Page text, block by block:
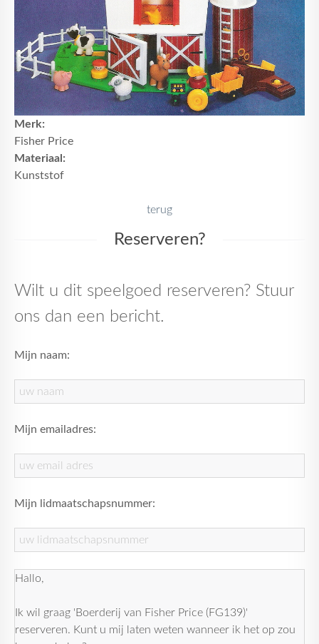
Merk:
Fisher Price
Materiaal:
Kunststof
terug
Reserveren?
Wilt u dit speelgoed reserveren? Stuur
ons dan een bericht.
Mijn naam:
Mijn emailadres:
Mijn lidmaatschapsnummer: